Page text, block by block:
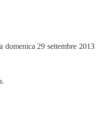
29 settembre